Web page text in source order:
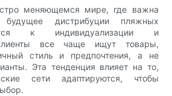
меняющемся мире, где важна
будущее дистрибуции пляжных
к индивидуализации и
все чаще ищут товары,
стиль и предпочтения, а не
Эта тенденция влияет на то,
сети адаптируются, чтобы